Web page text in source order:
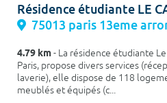
Résidence étudiante LE
75013 paris 13eme
4.79 km- La résidence étudiante
Paris, propose divers services
laverie), elle dispose de 118
meublés et équipés (c...